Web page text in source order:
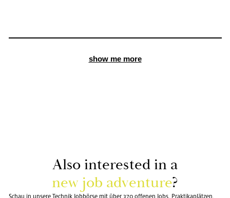
show me more
Also in­te­rested in a
new job ad­ven­ture?
Schau in unsere Technik Jobbörse mit über 370 offenen Jobs, Praktikaplätzen,